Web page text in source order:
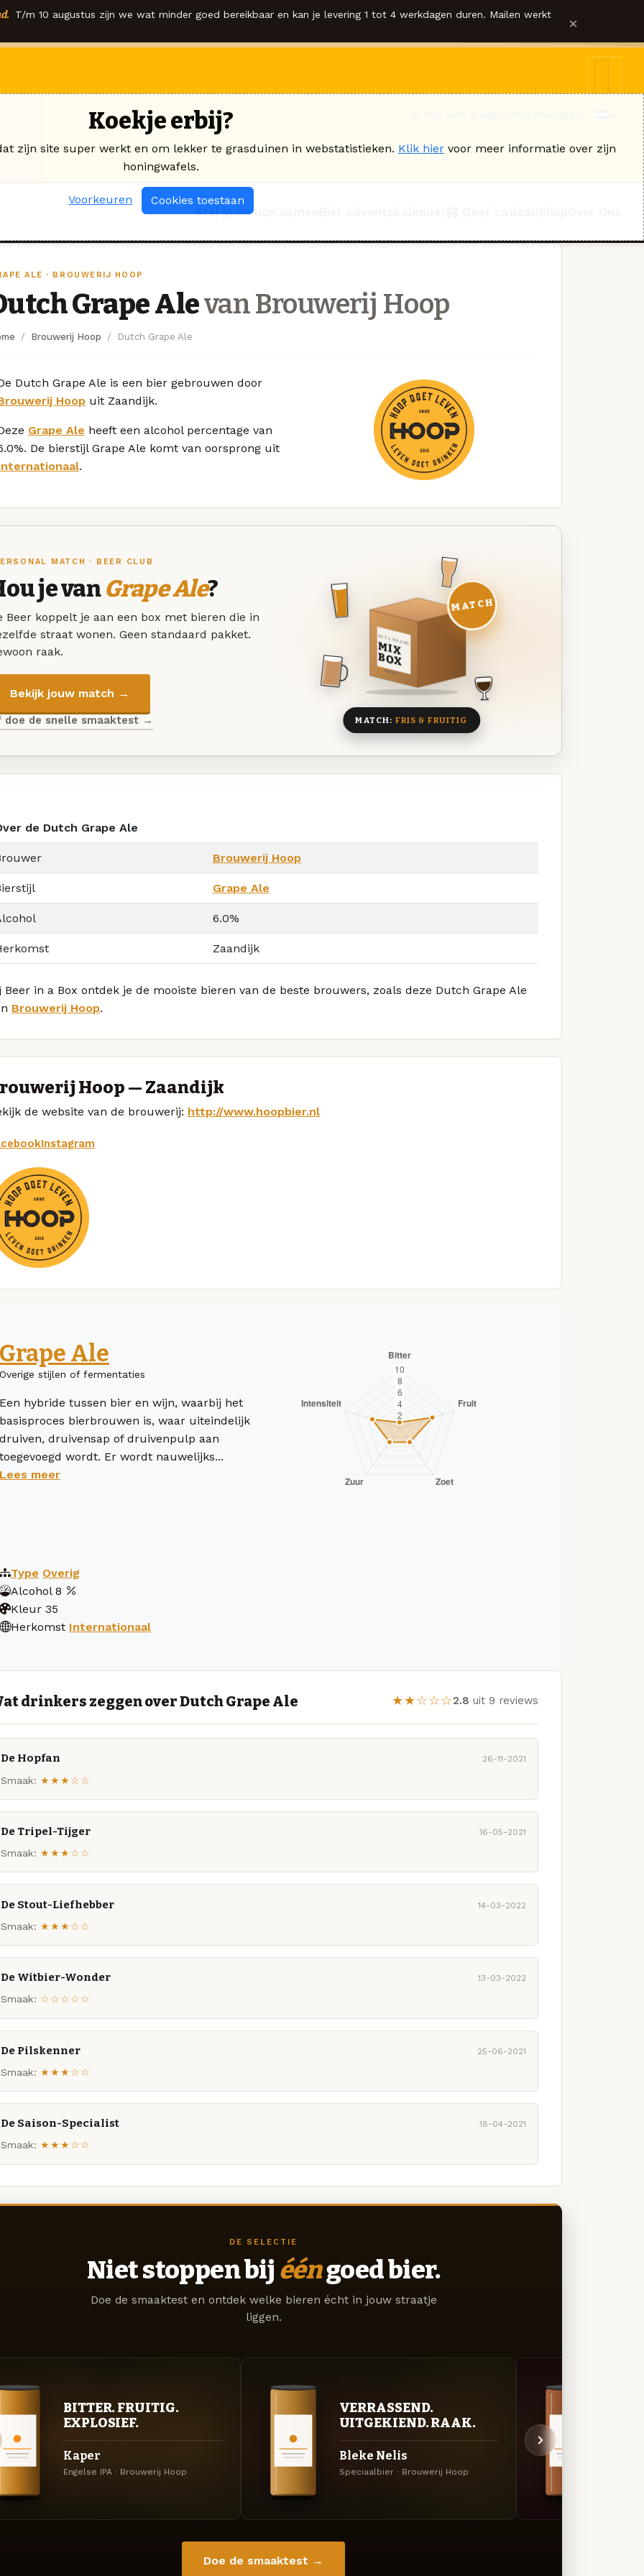
T/m 10 augustus zijn we wat minder goed bereikbaar en kan je levering 1 tot 4 werkdagen duren. Mailen werkt ×
Stel jouw box samen
ALE · BROUWERIJ HOOP
Grape Alevan Brouwerij Hoop
Brouwerij Hoop Dutch Grape Ale
Dutch Grape Ale is een bier gebrouwen door
Hoop uit Zaandijk.
Grape Ale heeft een alcohol percentage van
De bierstijl Grape Ale komt van oorsprong uit
.
MATCH · BEER CLUB
je vanGrape Ale?
Beer koppelt je aan een box met bieren die in
straat wonen. Geen standaard pakket.
raak.
Bekijk jouw match →
doe de snelle smaaktest →
DEZE MAAND
MIX
BOX
8 BIEREN
MATCH
MATCH: FRIS & FRUITIG
de Dutch Grape Ale
Brouwerij Hoop
Grape Ale
6.0%
Zaandijk
Beer in a Box ontdek je de mooiste bieren van de beste brouwers, zoals deze Dutch Grape Ale
Brouwerij Hoop.
Hoop — Zaandijk
de website van de brouwerij: http://www.hoopbier.nl
Instagram
Grape Ale
Overige stijlen of fermentaties
Een hybride tussen bier en wijn, waarbij het
basisproces bierbrouwen is, waar uiteindelijk
druiven, druivensap of druivenpulp aan
toegevoegd wordt. Er wordt nauwelijks...
Lees meer
Type Overig
Alcohol 8
Kleur 35
Herkomst Internationaal
drinkers zeggen over Dutch Grape Ale ★★☆☆☆2.8 uit 9 reviews
De Hopfan 26-11-2021
Smaak: ★★★☆☆
De Tripel-Tijger 16-05-2021
Smaak: ★★★☆☆
De Stout-Liefhebber 14-03-2022
Smaak: ★★★☆☆
De Witbier-Wonder 13-03-2022
Smaak: ☆☆☆☆☆
De Pilskenner 25-06-2021
Smaak: ★★★☆☆
De Saison-Specialist 18-04-2021
Smaak: ★★★☆☆
DE SELECTIE
Niet stoppen bij ééngoed bier.
Doe de smaaktest en ontdek welke bieren écht in jouw straatje
liggen.
BITTER. FRUITIG.
EXPLOSIEF.
Kaper
Engelse IPA · Brouwerij Hoop
VERRASSEND.
UITGEKIEND. RAAK.
Bleke Nelis
Speciaalbier · Brouwerij Hoop
Doe de smaaktest →
Koekje erbij?
zijn site super werkt en om lekker te grasduinen in webstatistieken. Klik hier voor meer informatie over zijn
honingwafels.
Voorkeuren Cookies toestaan